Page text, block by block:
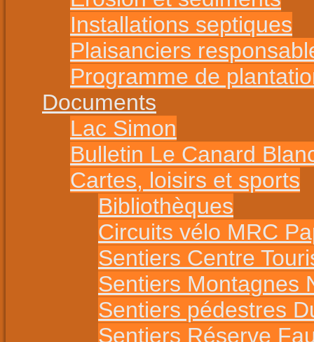
Installations septiques
Plaisanciers
Programme de
Documents
Lac Simon
Bulletin Le Canard
Cartes, loisirs et sports
Bibliothèques
Circuits vélo MRC
Sentiers Centre
Sentiers Montagnes
Sentiers pédestres
Sentiers Réserve